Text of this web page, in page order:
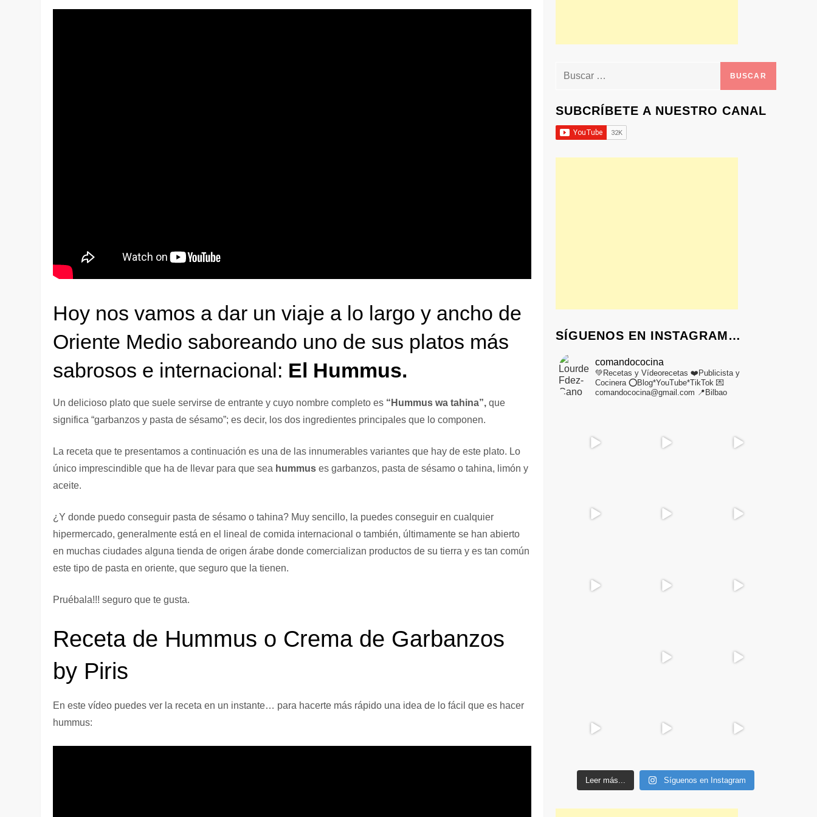
Hoy nos vamos a dar un viaje a lo largo y ancho de
Oriente Medio saboreando uno de sus platos más
sabrosos e internacional: El Hummus.
Un delicioso plato que suele servirse de entrante y cuyo nombre completo es “Hummus wa tahina”, que
significa “garbanzos y pasta de sésamo”; es decir, los dos ingredientes principales que lo componen.
La receta que te presentamos a continuación es una de las innumerables variantes que hay de este plato. Lo
único imprescindible que ha de llevar para que sea hummuses garbanzos, pasta de sésamo o tahina, limón y
aceite.
¿Y donde puedo conseguir pasta de sésamo o tahina? Muy sencillo, la puedes conseguir en cualquier
hipermercado, generalmente está en el lineal de comida internacional o también, últimamente se han abierto
en muchas ciudades alguna tienda de origen árabe donde comercializan productos de su tierra y es tan común
este tipo de pasta en oriente, que seguro que la tienen.
Pruébala!!! seguro que te gusta.
Receta de Hummus o Crema de Garbanzos
by Piris
En este vídeo puedes ver la receta en un instante… para hacerte más rápido una idea de lo fácil que es hacer
hummus:
Buscar:
SUBCRÍBETE A NUESTRO CANAL
SÍGUENOS EN INSTAGRAM…
comandococina
💚Recetas y Vídeorecetas ❤️Publicista y
Cocinera⭕Blog*YouTube*TikTok💌
comandococina@gmail.com 📍Bilbao
Leer más... Síguenos en Instagram